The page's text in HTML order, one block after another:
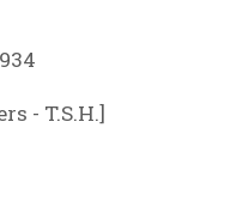
- T.S.H.]